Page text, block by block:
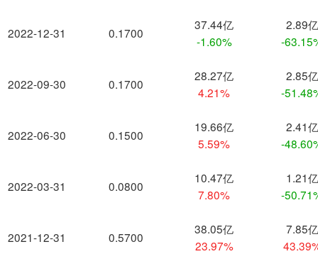
2022-12-31
2022-09-30
2022-06-30
2022-03-31
2021-12-31
0.1700
37.44亿
-1.60%
2.89亿
-
0.1700
28.27亿
4.21%
2.85亿
-
0.1500
19.66亿
5.59%
2.41亿
-
0.0800
10.47亿
7.80%
1.21亿
-
0.5700
38.05亿
23.97%
7.85亿